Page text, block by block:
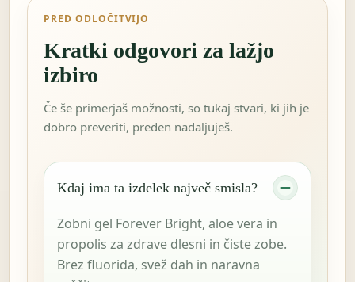
PRED ODLOČITVIJO
Kratki odgovori za lažjo
izbiro
Če še primerjaš možnosti, so tukaj stvari, ki jih je
dobro preveriti, preden nadaljuješ.
Kdaj ima ta izdelek največ smisla?
Zobni gel Forever Bright, aloe vera in
propolis za zdrave dlesni in čiste zobe.
Brez fluorida, svež dah in naravna